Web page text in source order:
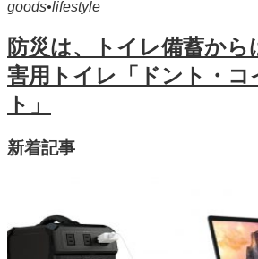
goods•lifestyle
防災は、トイレ備蓄から
害用トイレ「ドント・コ
ト」
新着記事